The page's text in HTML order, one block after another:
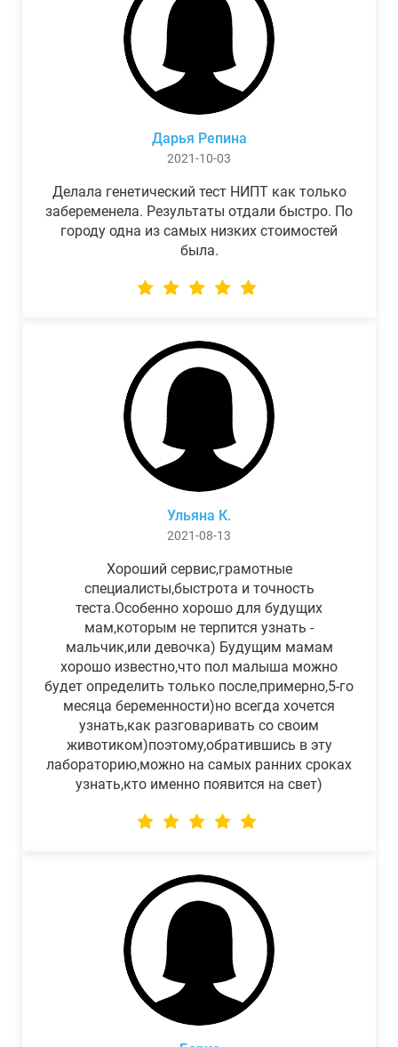
Дарья Репина
2021-10-03
Делала генетический тест НИПТ как только
забеременела. Результаты отдали быстро. По
городу одна из самых низких стоимостей
была.
Ульяна К.
2021-08-13
Хороший сервис,грамотные
специалисты,быстрота и точность
теста.Особенно хорошо для будущих
мам,которым не терпится узнать -
мальчик,или девочка) Будущим мамам
хорошо известно,что пол малыша можно
будет определить только после,примерно,5-го
месяца беременности)но всегда хочется
узнать,как разговаривать со своим
животиком)поэтому,обратившись в эту
лабораторию,можно на самых ранних сроках
узнать,кто именно появится на свет)